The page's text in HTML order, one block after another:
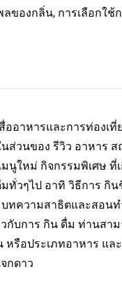
ของกลิ่น, การเลือกใช้
อาหารและการท่องเที่
ส่วนของ รีวิว อาหาร
นูใหม่ กิจกรรมพิเศษ ที่
ทั่วๆไป อาทิ วิธีการ กิ
ทความสาธิตและสอน
กับการ กิน ดื่ม ท่านส
รือประเภทอาหาร แล
กดาว